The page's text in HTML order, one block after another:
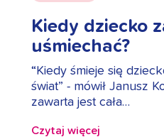
Kiedy dziecko
uśmiechać?
“Kiedy śmieje się
świat” - mówił Janusz
zawarta jest cała…
Czytaj więcej